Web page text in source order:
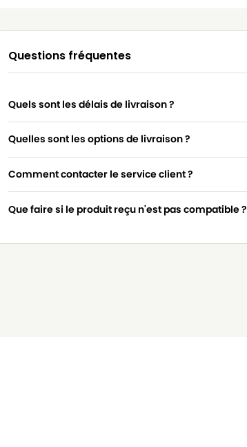
Questions fréquentes
Quels sont les délais de livraison ?
Quelles sont les options de livraison ?
Comment contacter le service client ?
Que faire si le produit reçu n'est pas compatible ?